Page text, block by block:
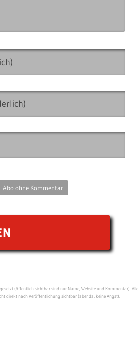
Abo ohne Kommentar
(öffentlich sichtbar sind nur Name, Website und Kommentar). Alle
direkt nach Veröffentlichung sichtbar (aber da, keine Angst).